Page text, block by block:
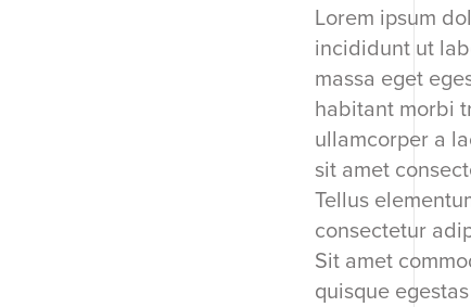
Lorem ipsum
incididunt ut
massa eget
habitant morbi
ullamcorper a
sit amet
Tellus
consectetur
Sit amet
quisque